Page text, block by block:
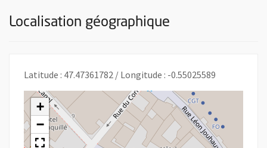
Localisation géographique
Latitude : 47.47361782 / Longitude : -0.55025589
+
−